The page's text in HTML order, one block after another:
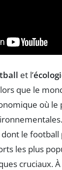
et l’
que le
où
dont le
les plus
cruciaux.